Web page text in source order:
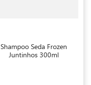
Shampoo Seda Frozen
Juntinhos 300ml